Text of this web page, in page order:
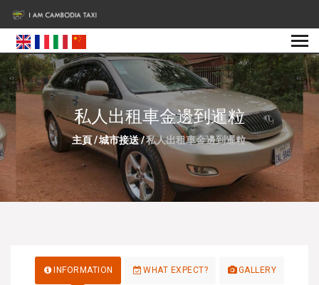
私人出租車金邊到暹粒
主頁/城市接送/私人出租車金邊到暹粒
INFORMATION WHAT EXPECT? GALLERY